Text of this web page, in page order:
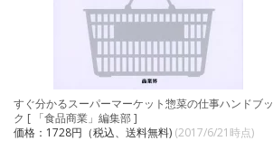
すぐ分かるスーパーマーケット惣菜の仕事ハンドブッ
ク [ 「食品商業」編集部 ]
価格：1728円（税込、送料無料) (2017/6/21時点)